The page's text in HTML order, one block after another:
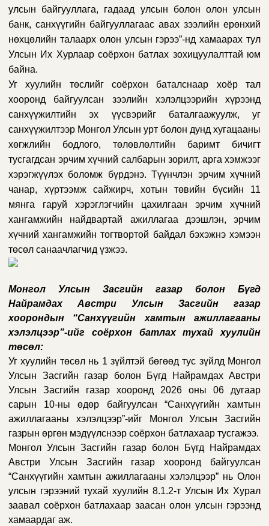
улсын байгууллага, гадаад улсын болон олон улсын
банк, санхүүгийн байгууллагаас авах зээлийн ерөнхий
нөхцөлийн талаарх олон улсын гэрээ”-нд хамаарах тул
Улсын Их Хурлаар соёрхон батлах зохицуулалттай юм
байна.
Уг хуулийн төслийг соёрхон баталснаар хоёр тал
хооронд байгуулсан зээлийн хэлэлцээрийн хүрээнд
санхүүжилтийн эх үүсвэрийг баталгаажуулж, уг
санхүүжилтээр Монгол Улсын урт болон дунд хугацааны
хөгжлийн бодлого, төлөвлөлтийн баримт бичигт
тусгагдсан эрчим хүчний салбарын зорилт, арга хэмжээг
хэрэгжүүлэх боломж бүрдэнэ. Түүнчлэн эрчим хүчний
чанар, хүртээмж сайжирч, хотын төвийн бүсийн 11
мянга гаруй хэрэглэгчийн цахилгаан эрчим хүчний
хангамжийн найдвартай ажиллагаа дээшлэн, эрчим
хүчний хангамжийн тогтвортой байдал бэхэжнэ хэмээн
төсөл санаачлагчид үзжээ.
Монгол Улсын Засгийн газар болон Бүгд
Найрамдах Австри Улсын Засгийн газар
хоорондын “Санхүүгийн хамтын ажиллагааны
хэлэлцээр”-ийг соёрхон батлах тухай хуулийн
төсөл:
Уг хуулийн төсөл нь 1 зүйлтэй бөгөөд тус зүйлд Монгол
Улсын Засгийн газар болон Бүгд Найрамдах Австри
Улсын Засгийн газар хооронд 2026 оны 06 дугаар
сарын 10-ны өдөр байгуулсан “Санхүүгийн хамтын
ажиллагааны хэлэлцээр”-ийг Монгол Улсын Засгийн
газрын өргөн мэдүүлснээр соёрхон батлахаар тусгажээ.
Монгол Улсын Засгийн газар болон Бүгд Найрамдах
Австри Улсын Засгийн газар хооронд байгуулсан
“Санхүүгийн хамтын ажиллагааны хэлэлцээр” нь Олон
улсын гэрээний тухай хуулийн 8.1.2-т Улсын Их Хурал
заавал соёрхон батлахаар заасан олон улсын гэрээнд
хамаардаг аж.